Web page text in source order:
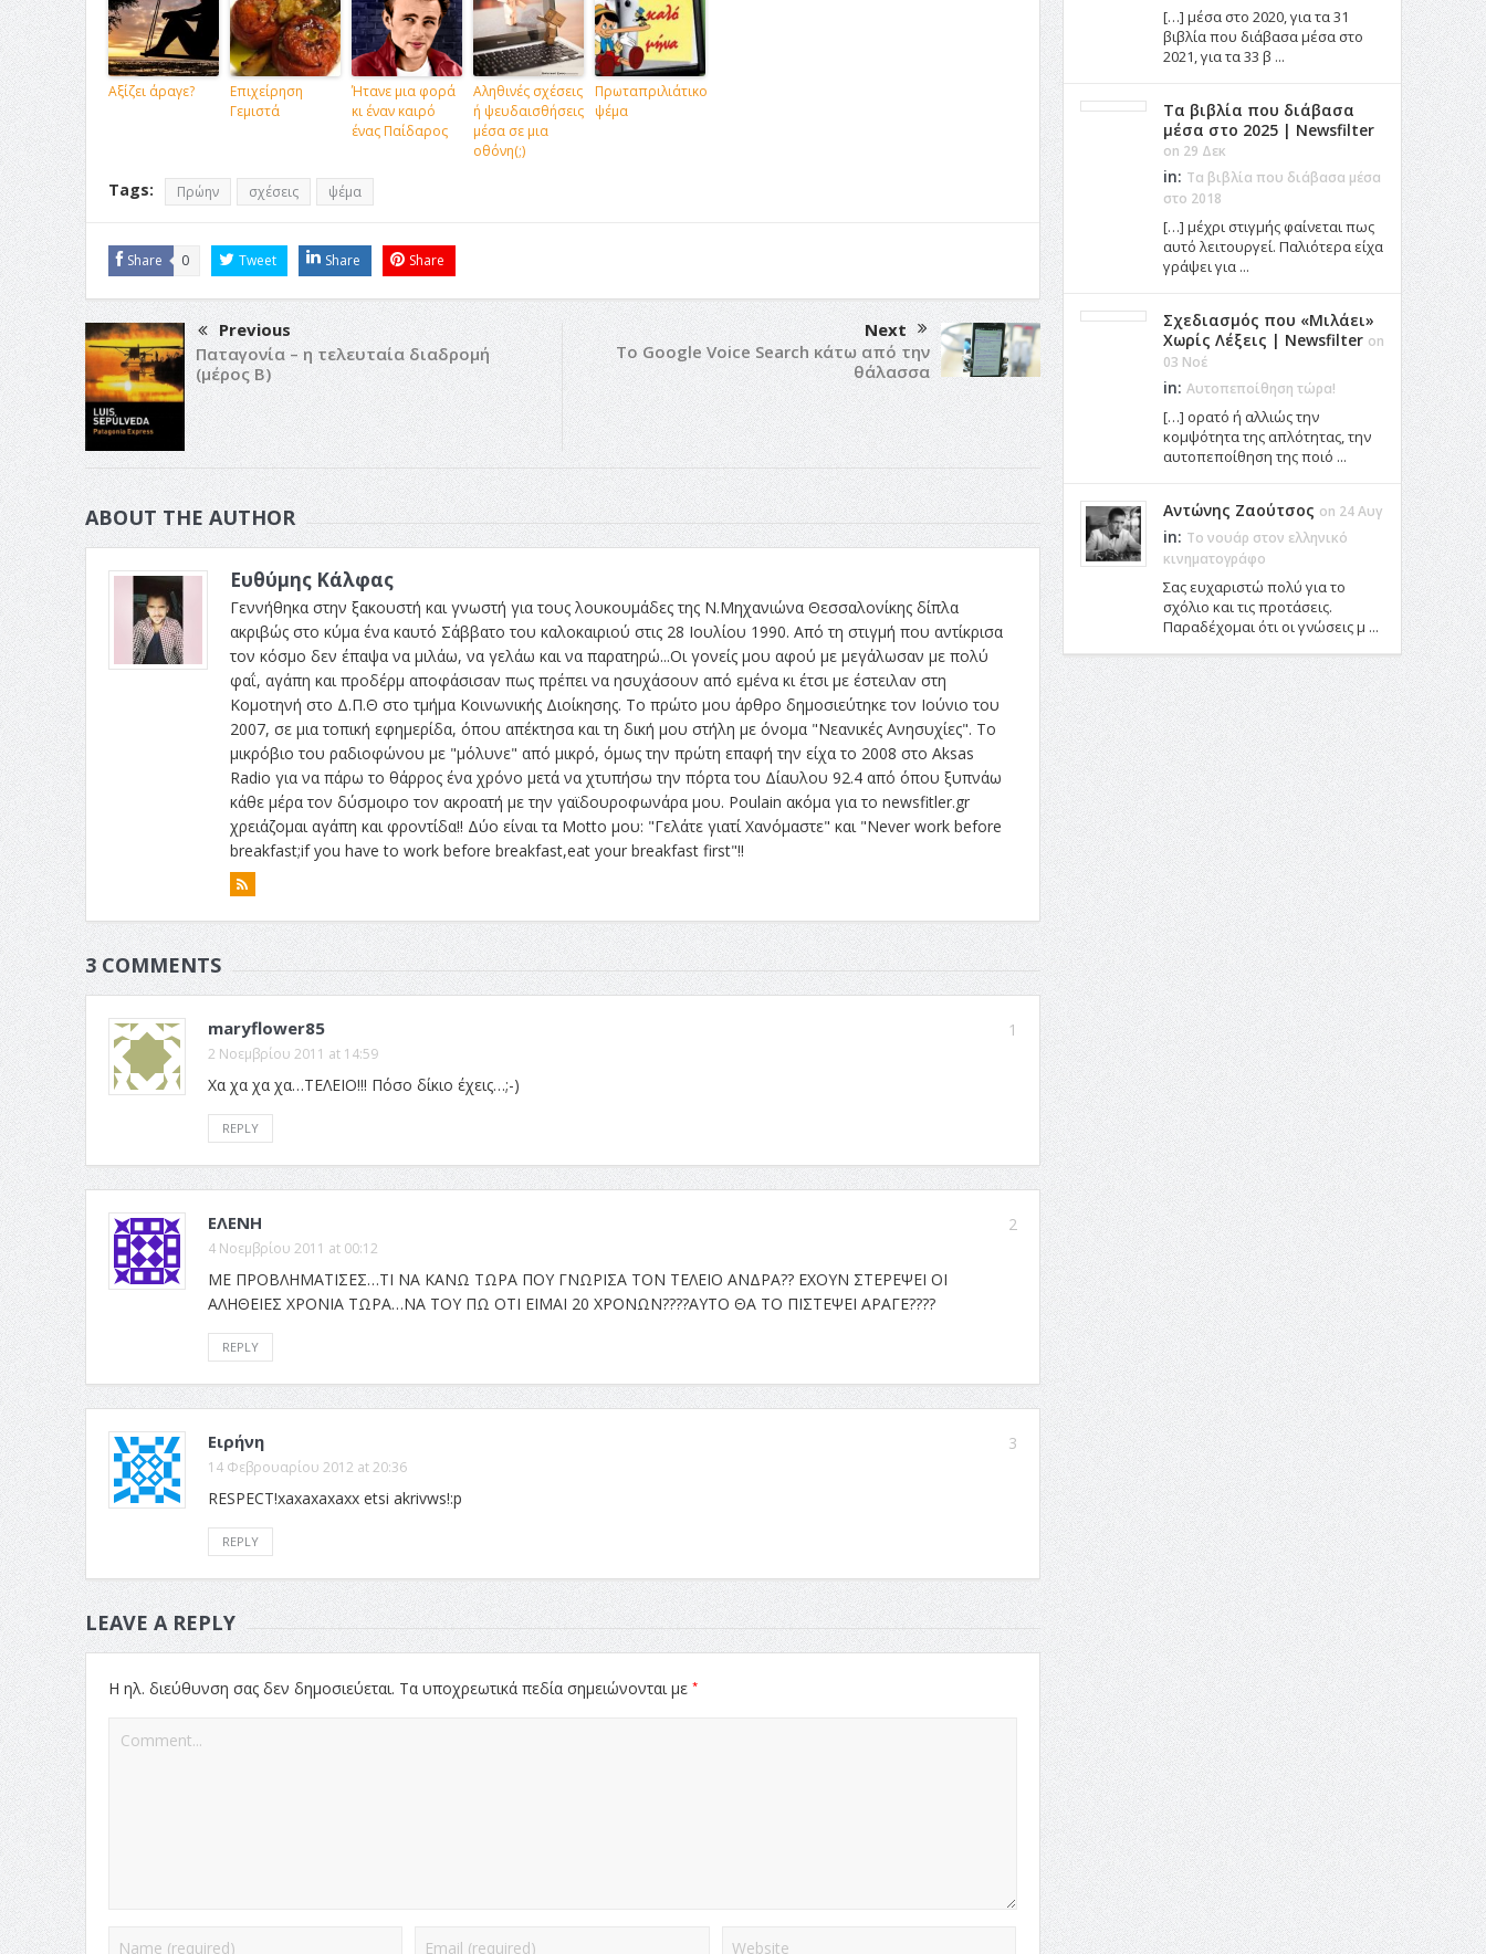
Αξίζει άραγε?
Επιχείρηση
Γεμιστά
Ήτανε μια φορά
κι έναν καιρό
ένας Παίδαρος
Αληθινές σχέσεις
ή ψευδαισθήσεις
μέσα σε μια
οθόνη(;)
Πρωταπριλιάτικο
ψέμα
Tags: Πρώην σχέσεις ψέμα
Share 0 Tweet Share Share
Previous
Παταγονία – η τελευταία διαδρομή
(μέρος Β)
Next
Το Google Voice Search κάτω από την
θάλασσα
ABOUT THE AUTHOR
Ευθύμης Κάλφας
Γεννήθηκα στην ξακουστή και γνωστή για τους λουκουμάδες της Ν.Μηχανιώνα Θεσσαλονίκης δίπλα
ακριβώς στο κύμα ένα καυτό Σάββατο του καλοκαιριού στις 28 Ιουλίου 1990. Από τη στιγμή που αντίκρισα
τον κόσμο δεν έπαψα να μιλάω, να γελάω και να παρατηρώ...Οι γονείς μου αφού με μεγάλωσαν με πολύ
φαΐ, αγάπη και προδέρμ αποφάσισαν πως πρέπει να ησυχάσουν από εμένα κι έτσι με έστειλαν στη
Κομοτηνή στο Δ.Π.Θ στο τμήμα Κοινωνικής Διοίκησης. Το πρώτο μου άρθρο δημοσιεύτηκε τον Ιούνιο του
2007, σε μια τοπική εφημερίδα, όπου απέκτησα και τη δική μου στήλη με όνομα "Νεανικές Ανησυχίες". Το
μικρόβιο του ραδιοφώνου με "μόλυνε" από μικρό, όμως την πρώτη επαφή την είχα το 2008 στο Aksas
Radio για να πάρω το θάρρος ένα χρόνο μετά να χτυπήσω την πόρτα του Δίαυλου 92.4 από όπου ξυπνάω
κάθε μέρα τον δύσμοιρο τον ακροατή με την γαϊδουροφωνάρα μου. Poulain ακόμα για το newsfitler.gr
χρειάζομαι αγάπη και φροντίδα!! Δύο είναι τα Μotto μου: "Γελάτε γιατί Χανόμαστε" και "Never work before
breakfast;if you have to work before breakfast,eat your breakfast first"!!
3 COMMENTS
1
maryflower85
2 Νοεμβρίου 2011 at 14:59
Χα χα χα χα…ΤΕΛΕΙΟ!!! Πόσο δίκιο έχεις…;-)
REPLY
2
ΕΛΕΝΗ
4 Νοεμβρίου 2011 at 00:12
ΜΕ ΠΡΟΒΛΗΜΑΤΙΣΕΣ…ΤΙ ΝΑ ΚΑΝΩ ΤΩΡΑ ΠΟΥ ΓΝΩΡΙΣΑ ΤΟΝ ΤΕΛΕΙΟ ΑΝΔΡΑ?? ΕΧΟΥΝ ΣΤΕΡΕΨΕΙ ΟΙ
ΑΛΗΘΕΙΕΣ ΧΡΟΝΙΑ ΤΩΡΑ…ΝΑ ΤΟΥ ΠΩ ΟΤΙ ΕΙΜΑΙ 20 ΧΡΟΝΩΝ????ΑΥΤΟ ΘΑ ΤΟ ΠΙΣΤΕΨΕΙ ΑΡΑΓΕ????
REPLY
3
Ειρήνη
14 Φεβρουαρίου 2012 at 20:36
RESPECT!xaxaxaxaxx etsi akrivws!:p
REPLY
LEAVE A REPLY
Η ηλ. διεύθυνση σας δεν δημοσιεύεται. Τα υποχρεωτικά πεδία σημειώνονται με *
[…] μέσα στο 2020, για τα 31
βιβλία που διάβασα μέσα στο
2021, για τα 33 β ...
Τα βιβλία που διάβασα
μέσα στο 2025 | Newsfilter
on 29 Δεκ
in: Τα βιβλία που διάβασα μέσα
στο 2018
[…] μέχρι στιγμής φαίνεται πως
αυτό λειτουργεί. Παλιότερα είχα
γράψει για ...
Σχεδιασμός που «Μιλάει»
Χωρίς Λέξεις | Newsfilter on
03 Νοέ
in: Αυτοπεποίθηση τώρα!
[…] ορατό ή αλλιώς την
κομψότητα της απλότητας, την
αυτοπεποίθηση της ποιό ...
Αντώνης Ζαούτσος on 24 Αυγ
in: Το νουάρ στον ελληνικό
κινηματογράφο
Σας ευχαριστώ πολύ για το
σχόλιο και τις προτάσεις.
Παραδέχομαι ότι οι γνώσεις μ ...